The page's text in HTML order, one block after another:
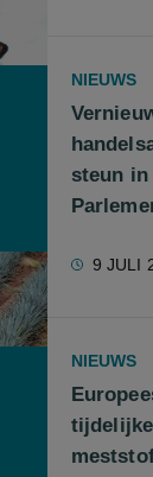
NIEUWS
steun in
9 JULI
NIEUWS